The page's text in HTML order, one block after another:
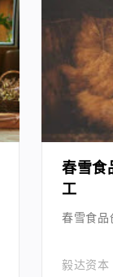
春雪食
工
春雪食
毅达资本